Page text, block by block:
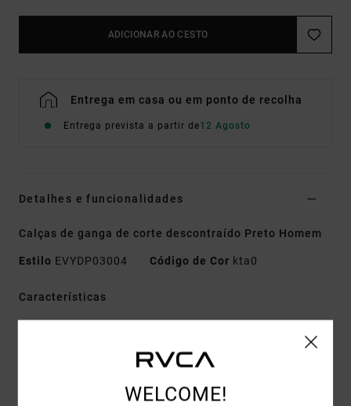
ADICIONAR AO CESTO
Entrega em casa ou em ponto de recolha
Entrega prevista a partir de12 Agosto
Detalhes e funcionalidades
Calças de ganga de corte descontraído Preto Homem
Estilo EVYDP03004 Código de Cor kta0
Características
descontraído
Braguilha/Cintura:Braguilha com zíper e fecho de
WELCOME!